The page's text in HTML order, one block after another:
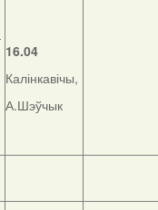
16.04
Калінкавічы,
А.Шэўчык